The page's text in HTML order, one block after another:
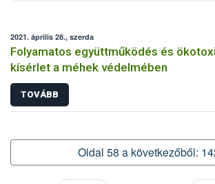
2021. április 28., szerda
Folyamatos együttműködés és
kísérlet a méhek védelmében
TOVÁBB
Oldal 58 a következőből: